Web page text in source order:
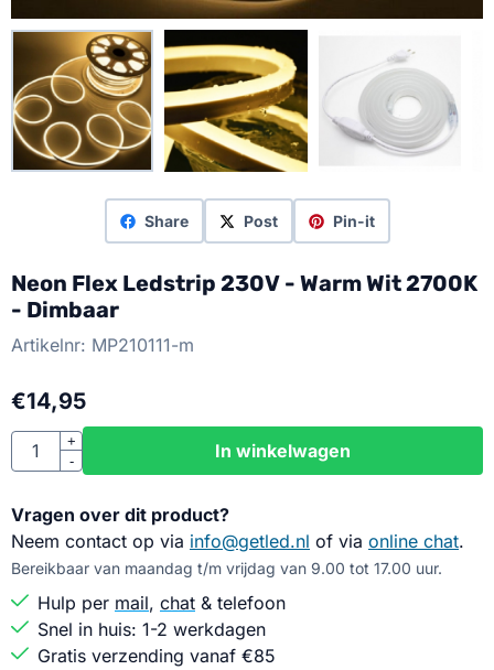
Share Post Pin-it
Neon Flex Ledstrip 230V - Warm Wit 2700K
- Dimbaar
Artikelnr: MP210111-m
€14,95
Aantal
+
-
In winkelwagen
Vragen over dit product?
Neem contact op via info@getled.nl of via online chat.
Bereikbaar van maandag t/m vrijdag van 9.00 tot 17.00 uur.
Hulp per mail, chat & telefoon
Snel in huis: 1-2 werkdagen
Gratis verzending vanaf €85